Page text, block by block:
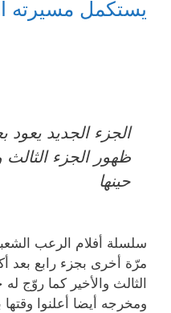
يستكمل مسيرته
الجزء الجديد
ظهور الجزء الثالث
حينها
مرّة أخرى بجزء رابع بعد
الثالث والأخير كما روّج
ومخرجه أيضا أعلنوا